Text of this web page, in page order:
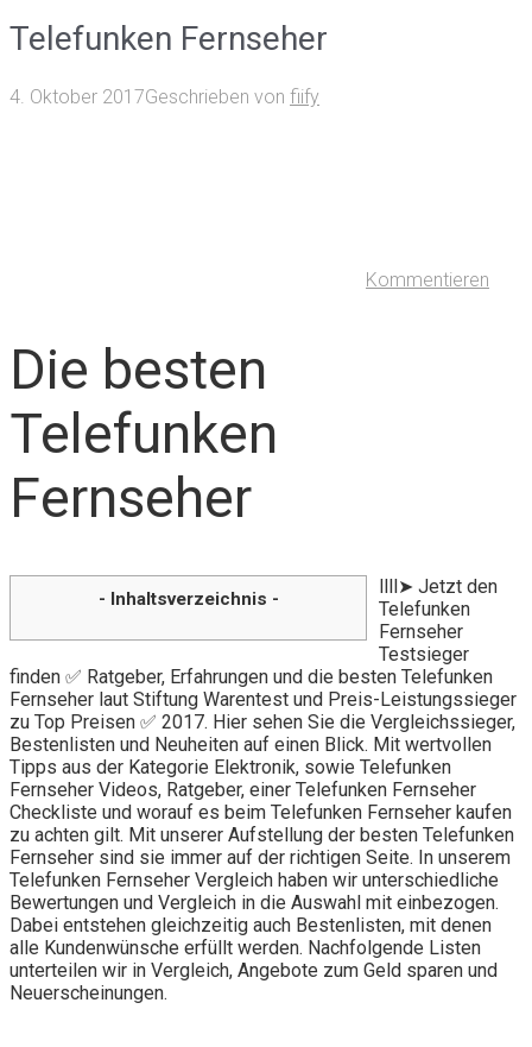
Telefunken Fernseher
4. Oktober 2017Geschrieben von fiify
Kommentieren
Die besten
Telefunken
Fernseher
- Inhaltsverzeichnis -
llll➤ Jetzt den
Telefunken
Fernseher
Testsieger
finden ✅ Ratgeber, Erfahrungen und die besten Telefunken
Fernseher laut Stiftung Warentest und Preis-Leistungssieger
zu Top Preisen ✅ 2017. Hier sehen Sie die Vergleichssieger,
Bestenlisten und Neuheiten auf einen Blick. Mit wertvollen
Tipps aus der Kategorie Elektronik, sowie Telefunken
Fernseher Videos, Ratgeber, einer Telefunken Fernseher
Checkliste und worauf es beim Telefunken Fernseher kaufen
zu achten gilt. Mit unserer Aufstellung der besten Telefunken
Fernseher sind sie immer auf der richtigen Seite. In unserem
Telefunken Fernseher Vergleich haben wir unterschiedliche
Bewertungen und Vergleich in die Auswahl mit einbezogen.
Dabei entstehen gleichzeitig auch Bestenlisten, mit denen
alle Kundenwünsche erfüllt werden. Nachfolgende Listen
unterteilen wir in Vergleich, Angebote zum Geld sparen und
Neuerscheinungen.